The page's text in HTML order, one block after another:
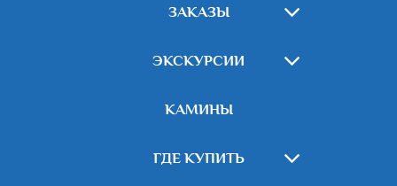
ЗАКАЗЫ
ЭКСКУРСИИ
КАМИНЫ
ГДЕ КУПИТЬ